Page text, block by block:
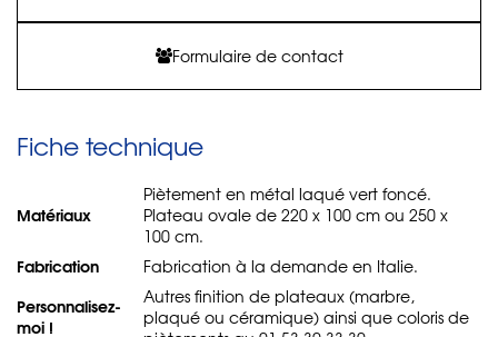
Formulaire de contact
Fiche technique
Matériaux
Piètement en métal laqué vert foncé.
Plateau ovale de 220 x 100 cm ou 250 x
100 cm.
Fabrication Fabrication à la demande en Italie.
Personnalisez-
moi !
Autres finition de plateaux (marbre,
plaqué ou céramique) ainsi que coloris de